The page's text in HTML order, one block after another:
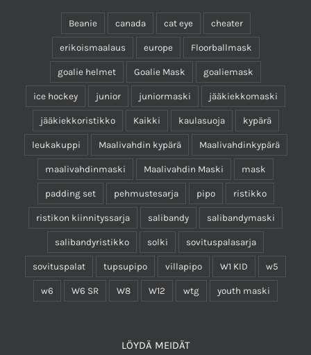
Beanie canada cat eye cheater
erikoismaalaus europe Floorballmask
goalie helmet Goalie Mask goaliemask
ice hockey junior juniormaski jääkiekkomaski
jääkiekkoristikko Kaikki kaulasuoja kypärä
leukakuppi Maalivahdin kypärä Maalivahdinkypärä
maalivahdinmaski Maalivahdin Maski mask
padding set pehmustesarja pipo ristikko
ristikon kiinnityssarja salibandy salibandymaski
salibandyristikko solki sovituspalasarja
sovituspalat tupsupipo villapipo W1 KID w5
w6 W6 SR W8 W12 wtg youth maski
LÖYDÄ MEIDÄT